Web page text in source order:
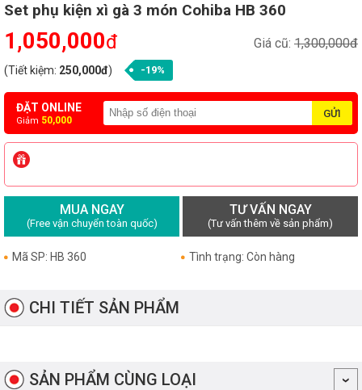
Set phụ kiện xì gà 3 món Cohiba HB 360
Giá cũ: 1,300,000đ
1,050,000đ
(Tiết kiệm: 250,000đ) -19%
ĐẶT ONLINE
Giảm 50,000
MUA NGAY
(Free vận chuyển toàn quốc)
TƯ VẤN NGAY
(Tư vấn thêm về sản phẩm)
Mã SP: HB 360 Tình trạng: Còn hàng
CHI TIẾT SẢN PHẨM
SẢN PHẨM CÙNG LOẠI